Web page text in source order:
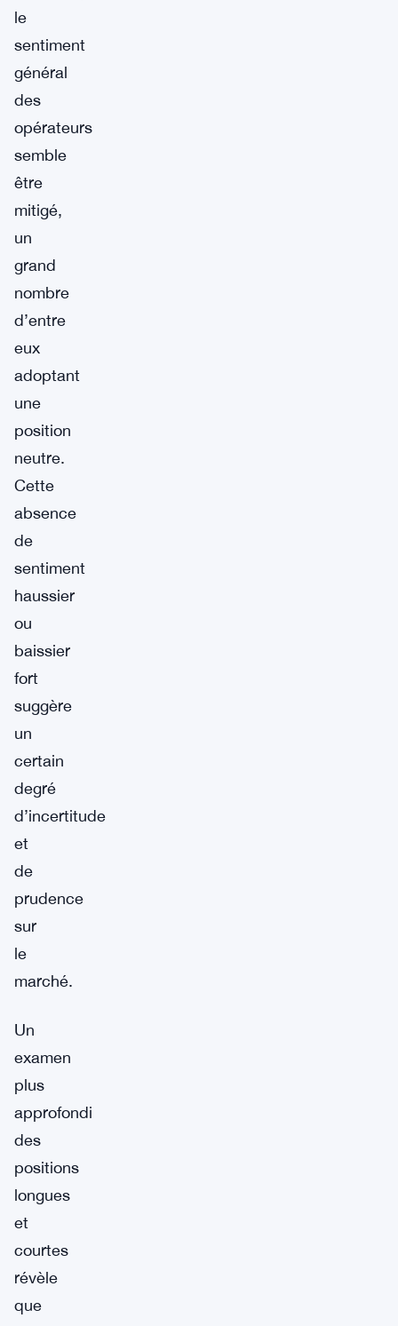
le
sentiment
général
des
opérateurs
semble
être
mitigé,
un
grand
nombre
d’entre
eux
adoptant
une
position
neutre.
Cette
absence
de
sentiment
haussier
ou
baissier
fort
suggère
un
certain
degré
d’incertitude
et
de
prudence
sur
le
marché.
Un
examen
plus
approfondi
des
positions
longues
et
courtes
révèle
que